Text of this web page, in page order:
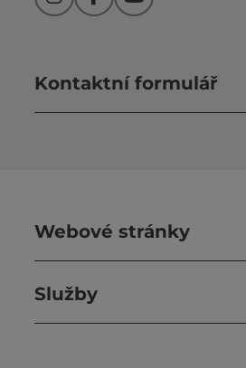
InstagramFacebookYouTube
Kontaktní formulář
Webové stránky
Služby